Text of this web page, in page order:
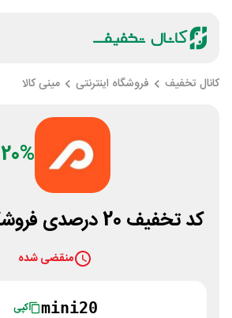
کانال تخفیف فروشگاه اینترنتی مینی کالا
20%
کد تخفیف 20 درصدی فروشگاه مینی کالا
منقضی شده
mini20 کپی